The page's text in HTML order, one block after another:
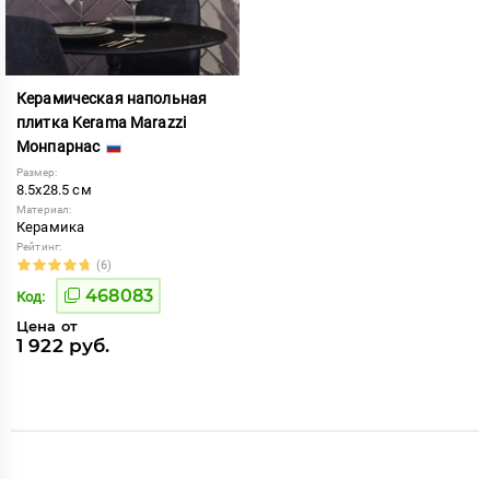
Керамическая напольная
плитка Kerama Marazzi
Монпарнас
Размер:
8.5x28.5 см
Материал:
Керамика
Рейтинг:
(6)
Код: 468083
Цена от
1 922 руб.